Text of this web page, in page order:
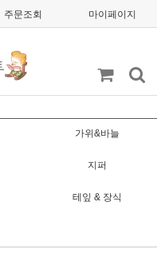
주문조회 마이페이지
가위&바늘
지퍼
테잎 & 장식